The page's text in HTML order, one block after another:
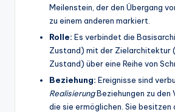
Meilenstein, der den Übergang
zu einem anderen markiert.
Rolle: Es verbindet die
Zustand) mit der Zielarchitektur
Zustand) über eine Reihe von
Beziehung: Ereignisse sind
RealisierungBeziehungen zu den
die sie ermöglichen. Sie besitzen